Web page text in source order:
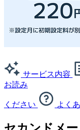
サービス内容
お読み
ください よく